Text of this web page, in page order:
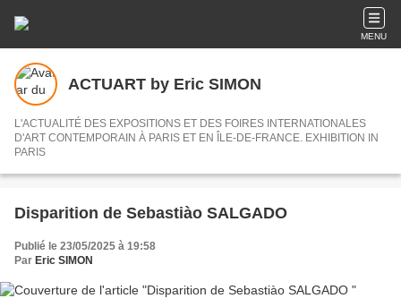
MENU
ACTUART by Eric SIMON
L'ACTUALITÉ DES EXPOSITIONS ET DES FOIRES INTERNATIONALES
D'ART CONTEMPORAIN À PARIS ET EN ÎLE-DE-FRANCE. EXHIBITION IN
PARIS
Disparition de Sebastiào SALGADO
Publié le 23/05/2025 à 19:58
Par Eric SIMON